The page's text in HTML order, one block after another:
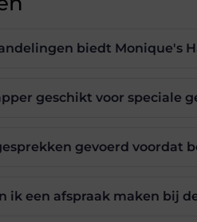
biedt Monique's
geschikt voor speciale
gevoerd voordat
ik een afspraak maken bij